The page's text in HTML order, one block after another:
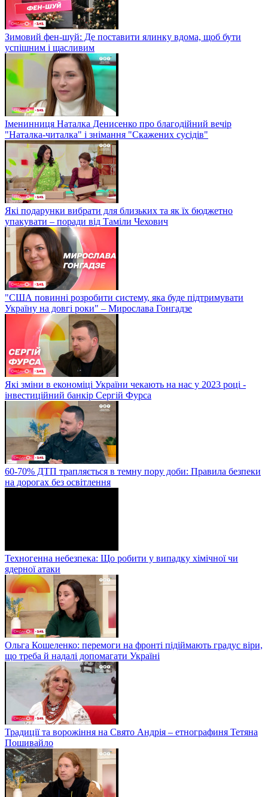
Зимовий фен-шуй: Де поставити ялинку вдома, щоб бути
успішним і щасливим
Іменинниця Наталка Денисенко про благодійний вечір
"Наталка-читалка" і знімання "Скажених сусідів"
Які подарунки вибрати для близьких та як їх бюджетно
упакувати – поради від Таміли Чехович
"США повинні розробити систему, яка буде підтримувати
Україну на довгі роки" – Мирослава Гонгадзе
Які зміни в економіці України чекають на нас у 2023 році -
інвестиційний банкір Сергій Фурса
60-70% ДТП трапляється в темну пору доби: Правила безпеки
на дорогах без освітлення
Техногенна небезпека: Що робити у випадку хімічної чи
ядерної атаки
Ольга Кошеленко: перемоги на фронті підіймають градус віри,
що треба й надалі допомагати Україні
Традиції та ворожіння на Свято Андрія – етнографиня Тетяна
Пошивайло